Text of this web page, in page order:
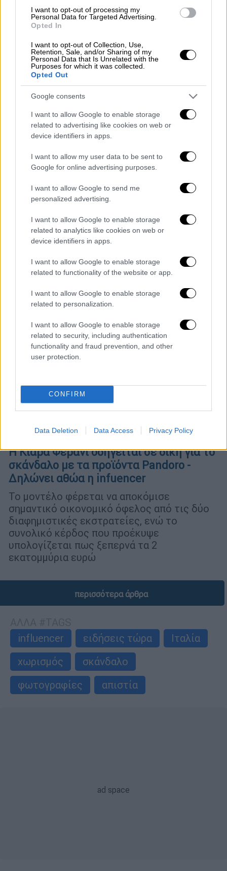
I want to opt-out of processing my
Personal Data for Targeted Advertising.
Opted In
I want to opt-out of Collection, Use,
Retention, Sale, and/or Sharing of my
Personal Data that Is Unrelated with the
Purposes for which it was collected.
Opted Out
Google consents
I want to allow Google to enable storage
related to advertising like cookies on web or
device identifiers in apps.
I want to allow my user data to be sent to
Google for online advertising purposes.
I want to allow Google to send me
personalized advertising.
I want to allow Google to enable storage
related to analytics like cookies on web or
device identifiers in apps.
I want to allow Google to enable storage
related to functionality of the website or app.
I want to allow Google to enable storage
related to personalization.
I want to allow Google to enable storage
related to security, including authentication
functionality and fraud prevention, and other
user protection.
CONFIRM
Data Deletion Data Access Privacy Policy
Φέντεζ προς Κιάρα Φεράνι μετά τους
τις συνέπειές μου»
Κόλαφος οι αποκαλύψεις για το διαζύγιο
29.01.2025 14:45
Η Κιάρα Φεράνι οδηγείται σε δίκη για το
σκάνδαλο με τα προϊόντα Pandoro -
Δηλώνει αθώα η infuencer
Το μοντέλο φέρεται να αποκόμισε
σημαντικό οικονομικό όφελος από τις δύο
διαφημιστικές εκστρατείες, ενώ το
συνολικό κέρδος που προέκυψε
υπολογίζεται πως ξεπερνά τα 2
εκατομμύρια ευρώ
περισσότερα άρθρα
influencer
ειδήσεις τώρα
Ιταλία
χωρισμός
σκάνδαλο
φωτογραφίες
απιστία